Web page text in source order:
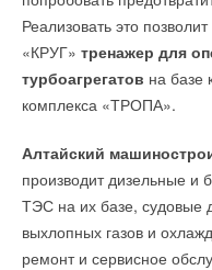
Реализовать это
«КРУГ» тренажер для
турбоагрегатов на базе
комплекса «ТРОПА».
Алтайский
производит дизельные и
ТЭС на их базе, судовые
выхлопных газов и
ремонт и сервисное
→
Гибридная
выбросы на две
НОВОСТИ СОК 6 ИЮЛЯ
→
«Улей»: деревянный
изменить будущее
НОВОСТИ СОК 6 ИЮЛЯ
НОВОСТИ СОК 3 ИЮЛЯ
→
Кирпичи-
дома и заново строить
НОВОСТИ СОК 1 ИЮЛЯ
→
Правительство
озоноразрушающих
НОВОСТИ СОК 29 ИЮНЯ
Ваш E-mail *
Текст комментария
→
EcoFlow зарядила
экологически чистой
НОВОСТИ СОК 30
→
EcoFlow DELTA 2:
альтернативной
НОВОСТИ СОК 5
→
Следуя за солнцем:
→
EcoFlow выпустила
для автодомов и
→
EcoFlow DELTA Pro
Kickstarter
НОВОСТИ СОК 29 ИЮНЯ